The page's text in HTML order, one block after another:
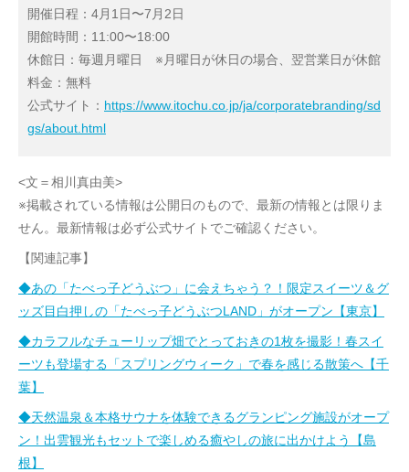
開催日程：4月1日〜7月2日
開館時間：11:00〜18:00
休館日：毎週月曜日 ※月曜日が休日の場合、翌営業日が休館
料金：無料
公式サイト： https://www.itochu.co.jp/ja/corporatebranding/sd
gs/about.html
<文＝相川真由美>
※掲載されている情報は公開日のもので、最新の情報とは限りま
せん。最新情報は必ず公式サイトでご確認ください。
【関連記事】
◆あの「たべっ子どうぶつ」に会えちゃう？！限定スイーツ＆グ
ッズ目白押しの「たべっ子どうぶつLAND」がオープン【東京】
◆カラフルなチューリップ畑でとっておきの1枚を撮影！春スイ
ーツも登場する「スプリングウィーク」で春を感じる散策へ【千
葉】
◆天然温泉＆本格サウナを体験できるグランピング施設がオープ
ン！出雲観光もセットで楽しめる癒やしの旅に出かけよう【島
根】